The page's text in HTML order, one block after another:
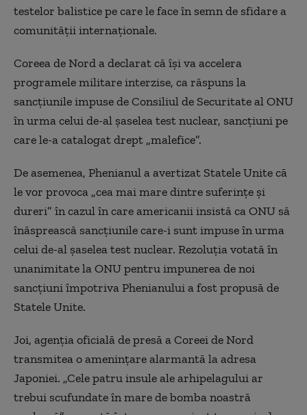
testelor balistice pe care le face în semn de sfidare a
comunității internaționale.
Coreea de Nord a declarat că își va accelera
programele militare interzise, ca răspuns la
sancțiunile impuse de Consiliul de Securitate al ONU
în urma celui de-al șaselea test nuclear, sancțiuni pe
care le-a catalogat drept „malefice”.
De asemenea, Phenianul a avertizat Statele Unite că
le vor provoca „cea mai mare dintre suferinţe şi
dureri” în cazul în care americanii insistă ca ONU să
înăsprească sancţiunile care-i sunt impuse în urma
celui de-al şaselea test nuclear. Rezoluția votată în
unanimitate la ONU pentru impunerea de noi
sancțiuni împotriva Phenianului a fost propusă de
Statele Unite.
Joi, agenția oficială de presă a Coreei de Nord
transmitea o amenințare alarmantă la adresa
Japoniei. „Cele patru insule ale arhipelagului ar
trebui scufundate în mare de bomba noastră